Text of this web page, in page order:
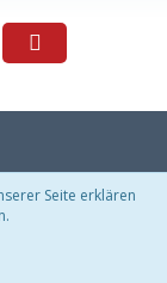
Seite erklären